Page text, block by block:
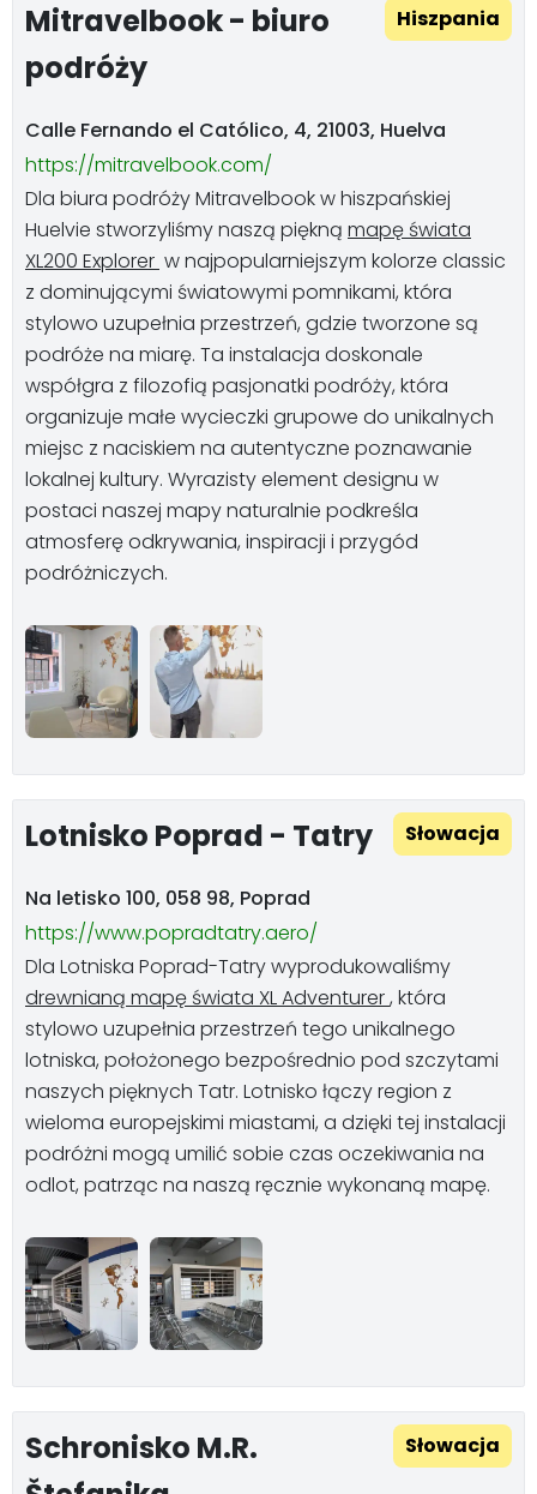
Hiszpania
Mitravelbook - biuro
podróży
Calle Fernando el Católico, 4, 21003, Huelva
https://mitravelbook.com/
Dla biura podróży Mitravelbook w hiszpańskiej
Huelvie stworzyliśmy naszą piękną mapę świata
XL200 Explorer w najpopularniejszym kolorze classic
z dominującymi światowymi pomnikami, która
stylowo uzupełnia przestrzeń, gdzie tworzone są
podróże na miarę. Ta instalacja doskonale
współgra z filozofią pasjonatki podróży, która
organizuje małe wycieczki grupowe do unikalnych
miejsc z naciskiem na autentyczne poznawanie
lokalnej kultury. Wyrazisty element designu w
postaci naszej mapy naturalnie podkreśla
atmosferę odkrywania, inspiracji i przygód
podróżniczych.
Słowacja
Lotnisko Poprad - Tatry
Na letisko 100, 058 98, Poprad
https://www.popradtatry.aero/
Dla Lotniska Poprad-Tatry wyprodukowaliśmy
drewnianą mapę świata XL Adventurer, która
stylowo uzupełnia przestrzeń tego unikalnego
lotniska, położonego bezpośrednio pod szczytami
naszych pięknych Tatr. Lotnisko łączy region z
wieloma europejskimi miastami, a dzięki tej instalacji
podróżni mogą umilić sobie czas oczekiwania na
odlot, patrząc na naszą ręcznie wykonaną mapę.
Słowacja
Schronisko M.R.